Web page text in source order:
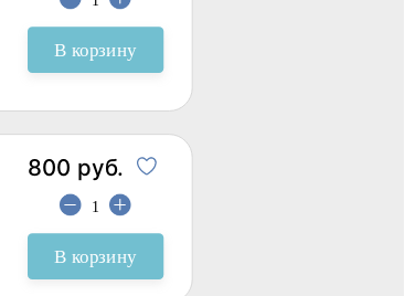
В корзину
800 руб.
В корзину